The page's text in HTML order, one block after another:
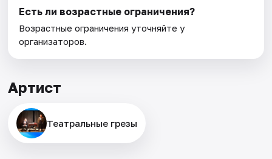
Есть ли возрастные ограничения?
Возрастные ограничения уточняйте у
организаторов.
Артист
Театральные грезы